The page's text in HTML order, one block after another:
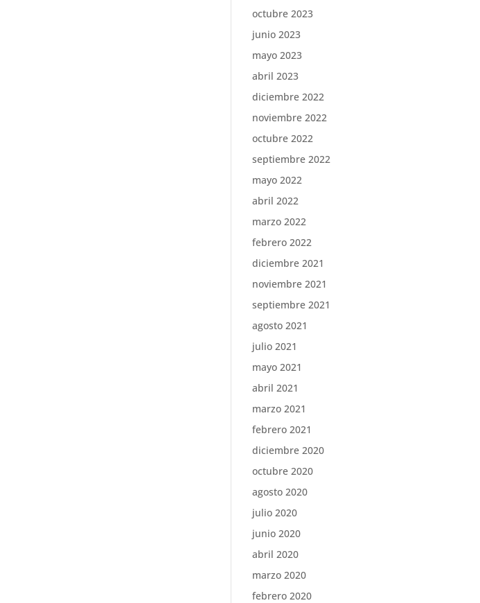
octubre 2023
junio 2023
mayo 2023
abril 2023
diciembre 2022
noviembre 2022
octubre 2022
septiembre 2022
mayo 2022
abril 2022
marzo 2022
febrero 2022
diciembre 2021
noviembre 2021
septiembre 2021
agosto 2021
julio 2021
mayo 2021
abril 2021
marzo 2021
febrero 2021
diciembre 2020
octubre 2020
agosto 2020
julio 2020
junio 2020
abril 2020
marzo 2020
febrero 2020